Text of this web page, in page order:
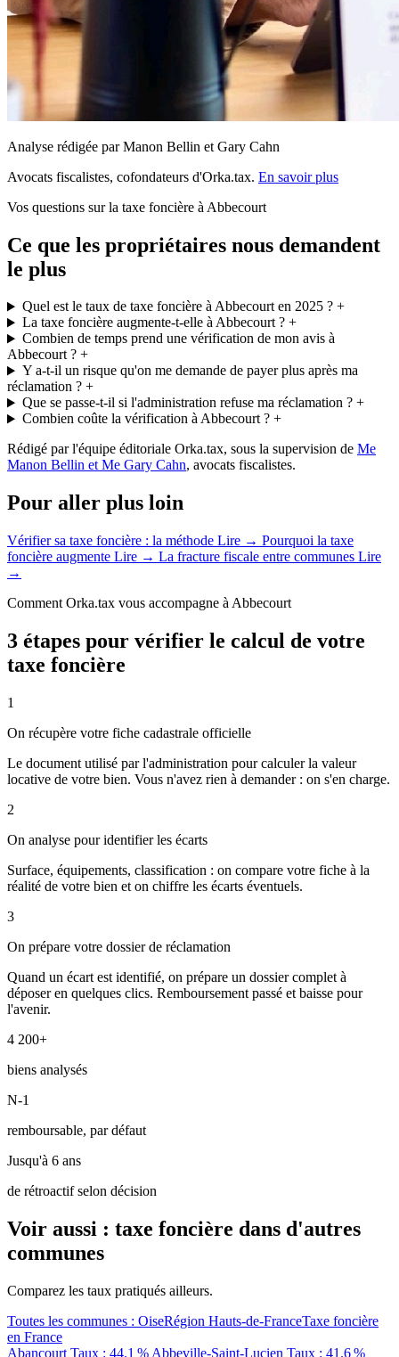
Analyse rédigée par Manon Bellin et Gary Cahn
Avocats fiscalistes, cofondateurs d'Orka.tax. En savoir plus
Vos questions sur la taxe foncière à Abbecourt
Ce que les propriétaires nous demandent
le plus
Quel est le taux de taxe foncière à Abbecourt en 2025 ?+
La taxe foncière augmente-t-elle à Abbecourt ?+
Combien de temps prend une vérification de mon avis à
Abbecourt ? +
Y a-t-il un risque qu'on me demande de payer plus après ma
réclamation ? +
Que se passe-t-il si l'administration refuse ma réclamation ?+
Combien coûte la vérification à Abbecourt ?+
Rédigé par l'équipe éditoriale Orka.tax, sous la supervision de Me
Manon Bellin et Me Gary Cahn, avocats fiscalistes.
Pour aller plus loin
Vérifier sa taxe foncière : la méthode Lire → Pourquoi la taxe
foncière augmente Lire → La fracture fiscale entre communes Lire
→
Comment Orka.tax vous accompagne à Abbecourt
3 étapes pour vérifier le calcul de votre
taxe foncière
1
On récupère votre fiche cadastrale officielle
Le document utilisé par l'administration pour calculer la valeur
locative de votre bien. Vous n'avez rien à demander : on s'en charge.
2
On analyse pour identifier les écarts
Surface, équipements, classification : on compare votre fiche à la
réalité de votre bien et on chiffre les écarts éventuels.
3
On prépare votre dossier de réclamation
Quand un écart est identifié, on prépare un dossier complet à
déposer en quelques clics. Remboursement passé et baisse pour
l'avenir.
4 200+
biens analysés
N-1
remboursable, par défaut
Jusqu'à 6 ans
de rétroactif selon décision
Voir aussi : taxe foncière dans d'autres
communes
Comparez les taux pratiqués ailleurs.
Toutes les communes : OiseRégion Hauts-de-FranceTaxe foncière
en France
Abancourt Taux : 44.1 % Abbeville-Saint-Lucien Taux : 41.6 %